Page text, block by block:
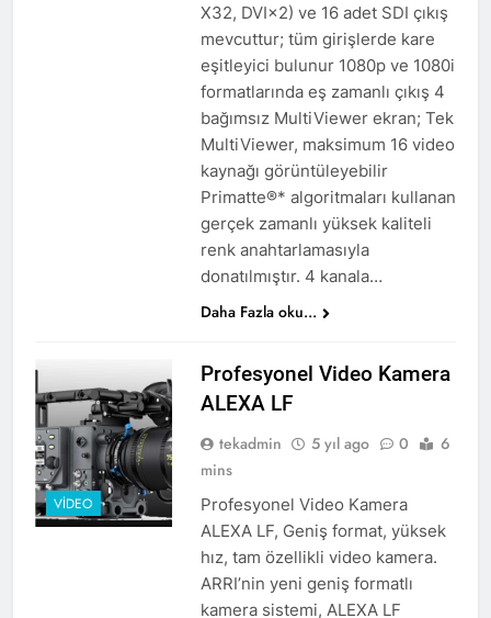
X32, DVI×2) ve 16 adet SDI çıkış
mevcuttur; tüm girişlerde kare
eşitleyici bulunur 1080p ve 1080i
formatlarında eş zamanlı çıkış 4
bağımsız MultiViewer ekran; Tek
MultiViewer, maksimum 16 video
kaynağı görüntüleyebilir
Primatte®* algoritmaları kullanan
gerçek zamanlı yüksek kaliteli
renk anahtarlamasıyla
donatılmıştır. 4 kanala…
Daha Fazla oku...
VIDEO
Profesyonel Video Kamera
ALEXA LF
tekadmin 5 yıl ago 0
6
mins
Profesyonel Video Kamera
ALEXA LF, Geniş format, yüksek
hız, tam özellikli video kamera.
ARRI’nin yeni geniş formatlı
kamera sistemi, ALEXA LF ​​